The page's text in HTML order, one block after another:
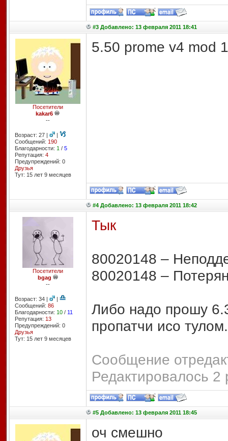
#3 Добавлено: 13 февраля 2011 18:41
Посетители
kakar6
--
Возраст: 27 |
|
Сообщений: 190
Благодарности: 1 / 5
Репутация: 4
Предупреждений: 0
Друзья
Тут: 15 лет 9 месяцев
5.50 prome v4 mod 1
#4 Добавлено: 13 февраля 2011 18:42
Посетители
bgag
--
Возраст: 34 |
|
Сообщений: 86
Благодарности: 10/ 11
Репутация: 13
Предупреждений: 0
Друзья
Тут: 15 лет 9 месяцев
Тык
80020148 –
80020148 –
Либо надо прошу
пропатчи исо тулом.
Сообщение
Редактировалось 2
#5 Добавлено: 13 февраля 2011 18:45
оч смешно